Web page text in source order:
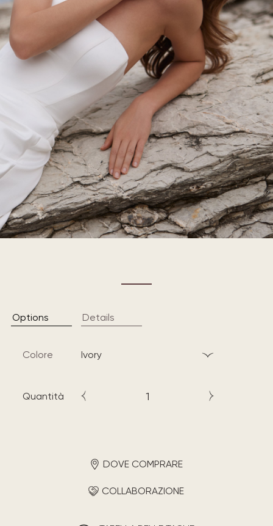
Options Details
Colore ivory
Quantità
DOVE COMPRARE
COLLABORAZIONE